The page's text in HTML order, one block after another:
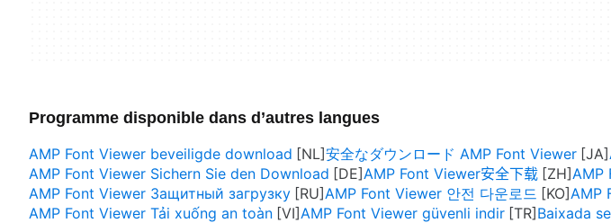
Programme disponible dans d’autres langues
AMP Font Viewer beveiligde download
安全なダウンロード AMP Font Viewer
AMP Font Viewer Sichern Sie den Download
AMP Font Viewer安全下载
AMP
AMP Font Viewer Защитный загрузку
AMP Font Viewer 안전 다운로드
AMP
AMP Font Viewer Tải xuống an toàn
AMP Font Viewer güvenli indir
Baixada